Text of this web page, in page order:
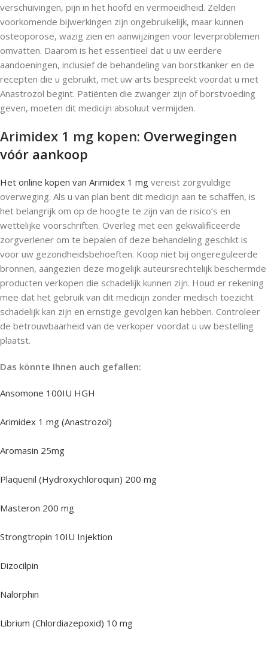
verschuivingen, pijn in het hoofd en vermoeidheid. Zelden
voorkomende bijwerkingen zijn ongebruikelijk, maar kunnen
osteoporose, wazig zien en aanwijzingen voor leverproblemen
omvatten. Daarom is het essentieel dat u uw eerdere
aandoeningen, inclusief de behandeling van borstkanker en de
recepten die u gebruikt, met uw arts bespreekt voordat u met
Anastrozol begint. Patiënten die zwanger zijn of borstvoeding
geven, moeten dit medicijn absoluut vermijden.
Arimidex 1 mg kopen: Overwegingen
vóór aankoop
Het online kopen van Arimidex 1 mg vereist zorgvuldige
overweging. Als u van plan bent dit medicijn aan te schaffen, is
het belangrijk om op de hoogte te zijn van de risico’s en
wettelijke voorschriften. Overleg met een gekwalificeerde
zorgverlener om te bepalen of deze behandeling geschikt is
voor uw gezondheidsbehoeften. Koop niet bij ongereguleerde
bronnen, aangezien deze mogelijk auteursrechtelijk beschermde
producten verkopen die schadelijk kunnen zijn. Houd er rekening
mee dat het gebruik van dit medicijn zonder medisch toezicht
schadelijk kan zijn en ernstige gevolgen kan hebben. Controleer
de betrouwbaarheid van de verkoper voordat u uw bestelling
plaatst.
Das könnte Ihnen auch gefallen:
Ansomone 100IU HGH
Arimidex 1 mg (Anastrozol)
Aromasin 25mg
Plaquenil (Hydroxychloroquin) 200 mg
Masteron 200 mg
Strongtropin 10IU Injektion
Dizocilpin
Nalorphin
Librium (Chlordiazepoxid) 10 mg